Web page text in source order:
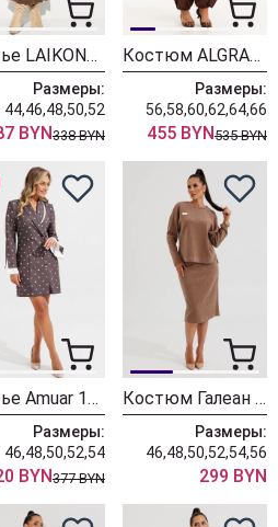
Платье LAIKONY L-774 бежевый+шоколад
Размеры:
44,46,48,50,52
BYN338 BYN
Костюм ALGRANDA (Новелла Шарм) 4127-6
Размеры:
56,58,60,62,64,66
455 BYN535 BYN
Платье Amuar 1136
Размеры:
46,48,50,52,54
BYN377 BYN
Костюм Галеан Cтиль 990 светло-коричневый
Размеры:
46,48,50,52,54,56
299 BYN